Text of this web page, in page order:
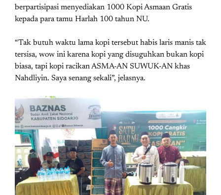
berpartisipasi menyediakan 1000 Kopi Asmaan Gratis
kepada para tamu Harlah 100 tahun NU.
“Tak butuh waktu lama kopi tersebut habis laris manis tak
tersisa, wow ini karena kopi yang disuguhkan bukan kopi
biasa, tapi kopi racikan ASMA-AN SUWUK-AN khas
Nahdliyin. Saya senang sekali”, jelasnya.